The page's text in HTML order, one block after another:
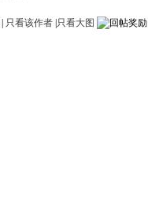
只看该作者 只看大图